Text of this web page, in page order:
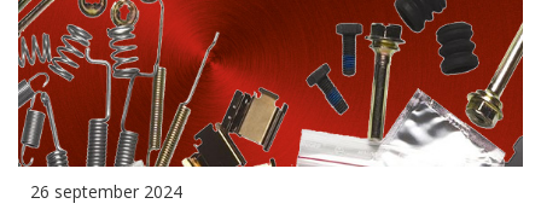
26 september 2024